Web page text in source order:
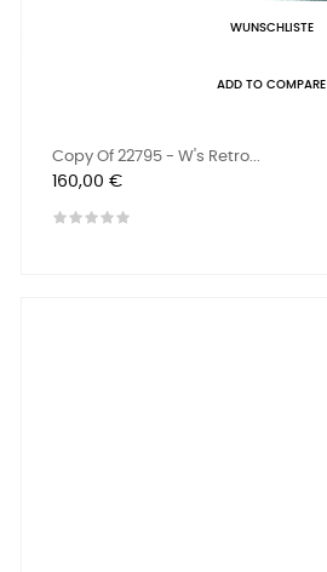
WUNSCHLISTE
ADD TO COMPARE
Copy Of 22795 - W's Retro...
Preis
160,00 €